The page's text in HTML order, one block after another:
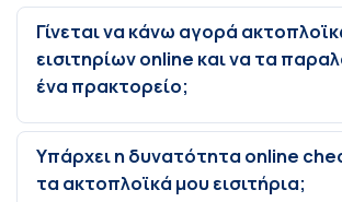
Γίνεται να κάνω αγορά
εισιτηρίων online και να τα
ένα πρακτορείο;
Υπάρχει η δυνατότητα online
τα ακτοπλοϊκά μου εισιτήρια;